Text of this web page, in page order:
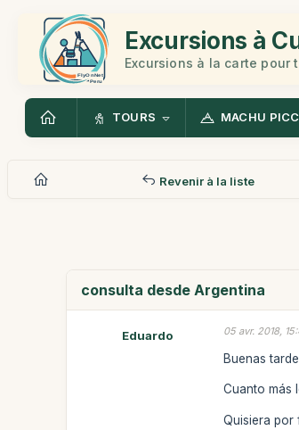
Excursions à
Excursions à la carte pour
TOURS MACHU
Revenir à la liste
consulta desde Argentina
Eduardo 05 avr. 2018,
Buenas
Cuanto más
Quisiera por